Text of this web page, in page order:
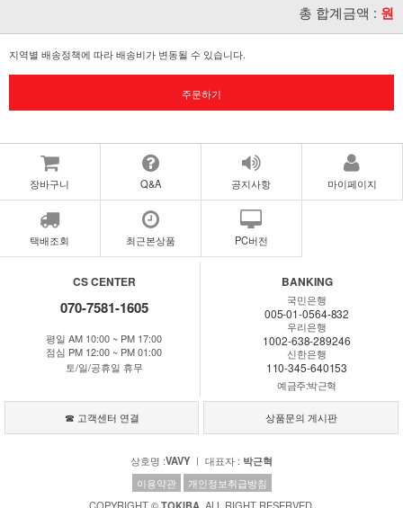
총 합계금액 : 원
지역별 배송정책에 따라 배송비가 변동될 수 있습니다.
주문하기
장바구니 Q&A 공지사항 마이페이지
택배조회 최근본상품 PC버전
CS CENTER
070-7581-1605
평일 AM 10:00 ~ PM 17:00
점심 PM 12:00 ~ PM 01:00
토/일/공휴일 휴무
BANKING
국민은행
005-01-0564-832
우리은행
1002-638-289246
신한은행
110-345-640153
예금주:박근혁
☎ 고객센터 연결 상품문의 게시판
상호명 :VAVY ㅣ 대표자 : 박근혁
이용약관
개인정보취급방침